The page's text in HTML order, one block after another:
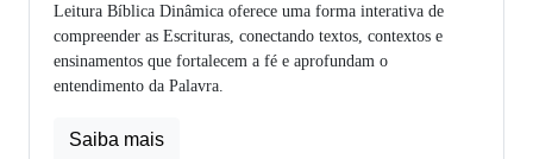
Leitura Bíblica Dinâmica oferece uma forma interativa de
compreender as Escrituras, conectando textos, contextos e
ensinamentos que fortalecem a fé e aprofundam o
entendimento da Palavra.
Saiba mais